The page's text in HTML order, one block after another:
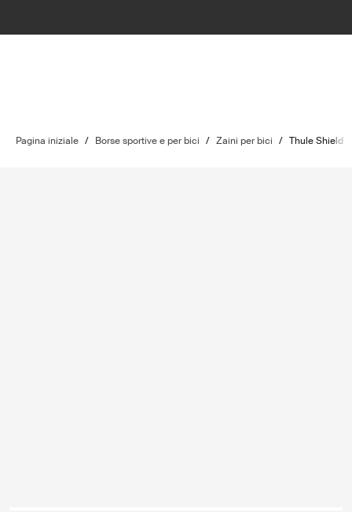
Pagina iniziale / Borse sportive e per bici / Zaini per bici / Thule Shield